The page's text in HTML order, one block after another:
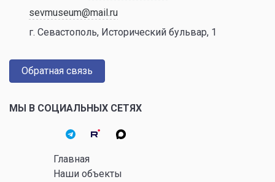
sevmuseum@mail.ru
г. Севастополь, Исторический бульвар, 1
Обратная связь
МЫ В СОЦИАЛЬНЫХ СЕТЯХ
Главная
Наши объекты